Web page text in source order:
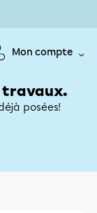
Mon compte
travaux.
posées!